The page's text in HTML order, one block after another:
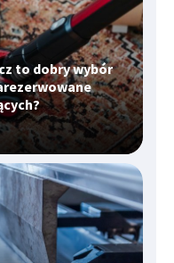
to dobry wybór